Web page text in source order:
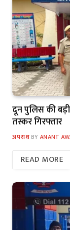
दून पुलिस की बड़ी
तस्कर गिरफ्तार
अपराध BY ANANT
READ MORE